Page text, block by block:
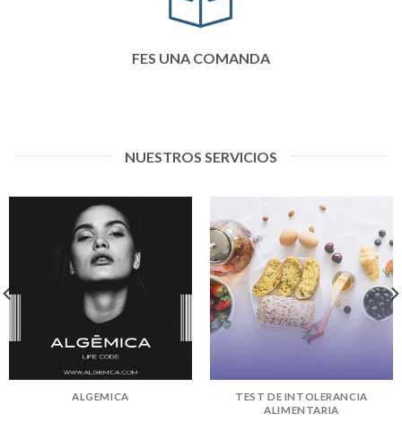
FES UNA COMANDA
NUESTROS SERVICIOS
ALGEMICA
TEST DE INTOLERANCIA
ALIMENTARIA